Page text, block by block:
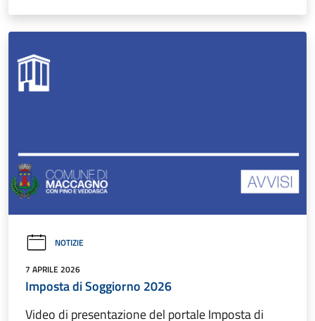
NOTIZIE
7 APRILE 2026
Imposta di Soggiorno 2026
Video di presentazione del portale Imposta di